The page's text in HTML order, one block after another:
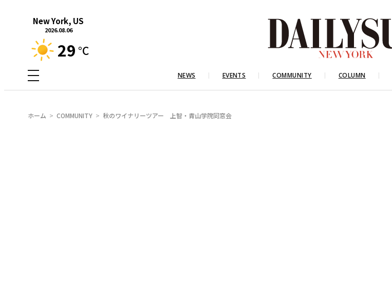
New York, US
2026.08.06
29 °C
NEWS EVENTS COMMUNITY COLUMN
ホーム COMMUNITY 秋のワイナリーツアー 上智・青山学院同窓会